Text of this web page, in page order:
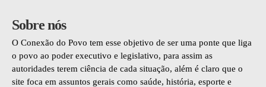
Sobre nós
O Conexão do Povo tem esse objetivo de ser uma ponte que liga
o povo ao poder executivo e legislativo, para assim as
autoridades terem ciência de cada situação, além é claro que o
site foca em assuntos gerais como saúde, história, esporte e